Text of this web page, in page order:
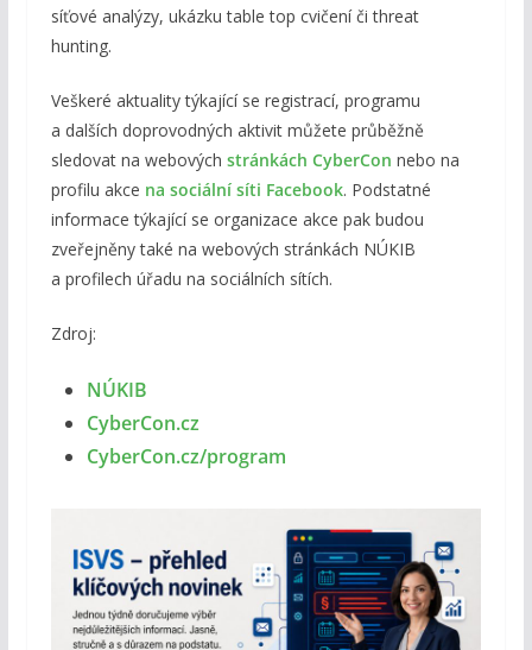
síťové analýzy, ukázku table top cvičení či threat
hunting.
Veškeré aktuality týkající se registrací, programu
a dalších doprovodných aktivit můžete průběžně
sledovat na webových stránkách CyberCon nebo na
profilu akce na sociální síti Facebook. Podstatné
informace týkající se organizace akce pak budou
zveřejněny také na webových stránkách NÚKIB
a profilech úřadu na sociálních sítích.
Zdroj:
NÚKIB
CyberCon.cz
CyberCon.cz/program